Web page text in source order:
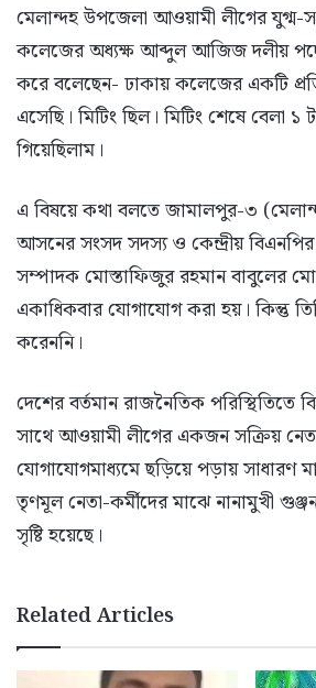
মেলান্দহ উপজেলা আওয়ামী লীগের যুগ্ম-
কলেজের অধ্যক্ষ আব্দুল আজিজ দলীয়
করে বলেছেন- ঢাকায় কলেজের একটি
এসেছি। মিটিং ছিল। মিটিং শেষে বেলা
গিয়েছিলাম।
এ বিষয়ে কথা বলতে জামালপুর-৩
আসনের সংসদ সদস্য ও কেন্দ্রীয়
সম্পাদক মোস্তাফিজুর রহমান বাবুলের
একাধিকবার যোগাযোগ করা হয়। কিন্তু
করেননি।
দেশের বর্তমান রাজনৈতিক পরিস্থিতিতে
সাথে আওয়ামী লীগের একজন সক্রিয়
যোগাযোগমাধ্যমে ছড়িয়ে পড়ায় সাধারণ
তৃণমূল নেতা-কর্মীদের মাঝে নানামুখী
সৃষ্টি হয়েছে।
Related Articles